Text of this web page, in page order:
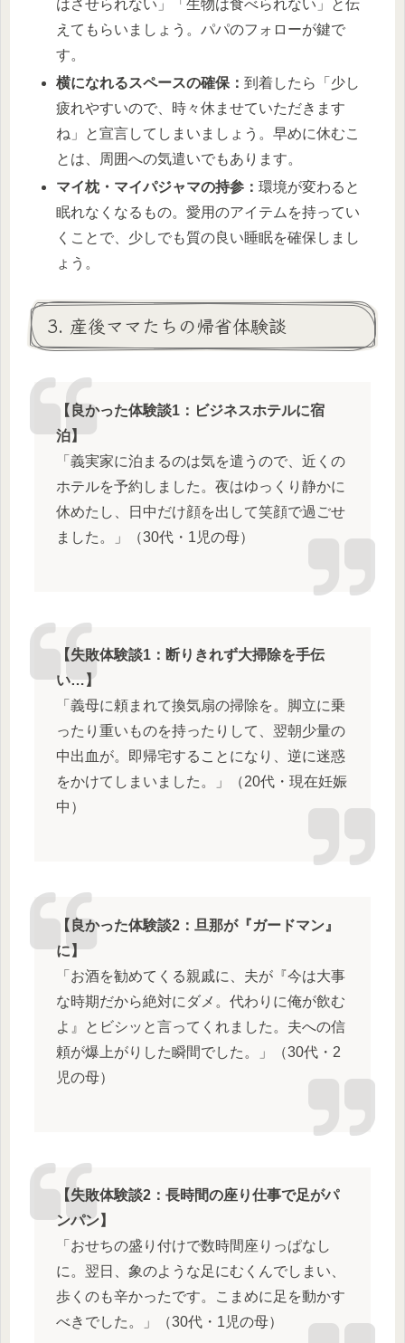
はさせられない」「生物は食べられない」と伝
えてもらいましょう。パパのフォローが鍵で
す。
横になれるスペースの確保：到着したら「少し
疲れやすいので、時々休ませていただきます
ね」と宣言してしまいましょう。早めに休むこ
とは、周囲への気遣いでもあります。
マイ枕・マイパジャマの持参：環境が変わると
眠れなくなるもの。愛用のアイテムを持ってい
くことで、少しでも質の良い睡眠を確保しまし
ょう。
3. 産後ママたちの帰省体験談
【良かった体験談1：ビジネスホテルに宿
泊】
「義実家に泊まるのは気を遣うので、近くの
ホテルを予約しました。夜はゆっくり静かに
休めたし、日中だけ顔を出して笑顔で過ごせ
ました。」（30代・1児の母）
【失敗体験談1：断りきれず大掃除を手伝
い…】
「義母に頼まれて換気扇の掃除を。脚立に乗
ったり重いものを持ったりして、翌朝少量の
中出血が。即帰宅することになり、逆に迷惑
をかけてしまいました。」（20代・現在妊娠
中）
【良かった体験談2：旦那が『ガードマン』
に】
「お酒を勧めてくる親戚に、夫が『今は大事
な時期だから絶対にダメ。代わりに俺が飲む
よ』とビシッと言ってくれました。夫への信
頼が爆上がりした瞬間でした。」（30代・2
児の母）
【失敗体験談2：長時間の座り仕事で足がパ
ンパン】
「おせちの盛り付けで数時間座りっぱなし
に。翌日、象のような足にむくんでしまい、
歩くのも辛かったです。こまめに足を動かす
べきでした。」（30代・1児の母）